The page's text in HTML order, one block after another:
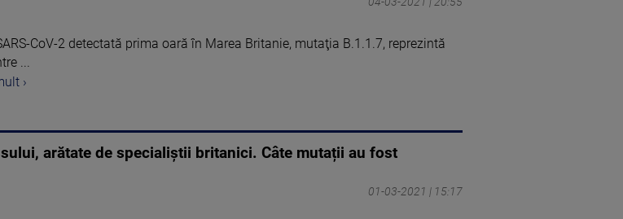
CoV-2 detectată prima oară în Marea Britanie, mutaţia B.1.1.7, reprezintă
...
›
arătate de specialiștii britanici. Câte mutații au fost
01-03-2021 | 15:17